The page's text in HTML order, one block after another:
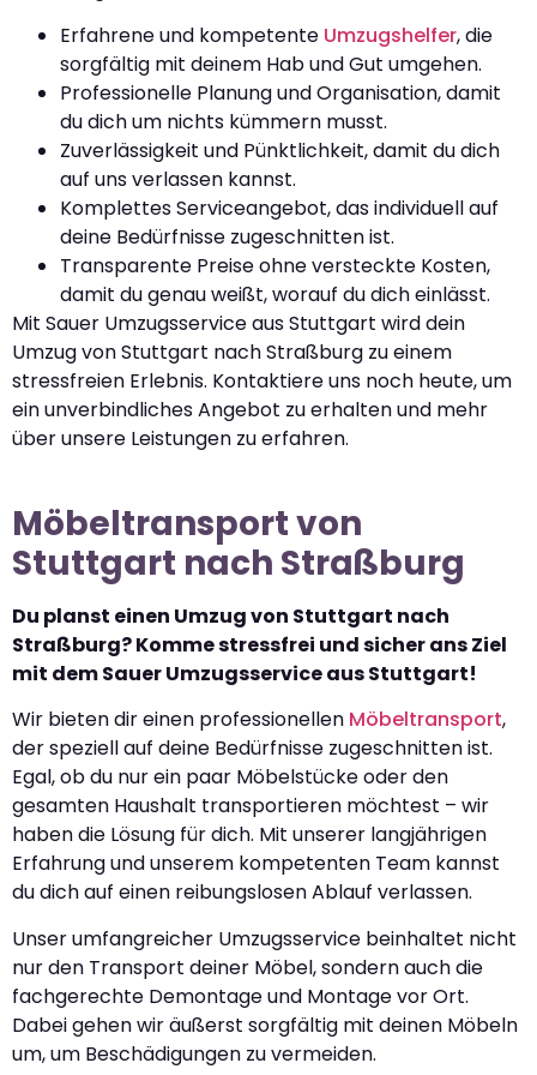
Erfahrene und kompetente Umzugshelfer, die
sorgfältig mit deinem Hab und Gut umgehen.
Professionelle Planung und Organisation, damit
du dich um nichts kümmern musst.
Zuverlässigkeit und Pünktlichkeit, damit du dich
auf uns verlassen kannst.
Komplettes Serviceangebot, das individuell auf
deine Bedürfnisse zugeschnitten ist.
Transparente Preise ohne versteckte Kosten,
damit du genau weißt, worauf du dich einlässt.
Mit Sauer Umzugsservice aus Stuttgart wird dein
Umzug von Stuttgart nach Straßburg zu einem
stressfreien Erlebnis. Kontaktiere uns noch heute, um
ein unverbindliches Angebot zu erhalten und mehr
über unsere Leistungen zu erfahren.
Möbeltransport von
Stuttgart nach Straßburg
Du planst einen Umzug von Stuttgart nach
Straßburg? Komme stressfrei und sicher ans Ziel
mit dem Sauer Umzugsservice aus Stuttgart!
Wir bieten dir einen professionellen Möbeltransport,
der speziell auf deine Bedürfnisse zugeschnitten ist.
Egal, ob du nur ein paar Möbelstücke oder den
gesamten Haushalt transportieren möchtest – wir
haben die Lösung für dich. Mit unserer langjährigen
Erfahrung und unserem kompetenten Team kannst
du dich auf einen reibungslosen Ablauf verlassen.
Unser umfangreicher Umzugsservice beinhaltet nicht
nur den Transport deiner Möbel, sondern auch die
fachgerechte Demontage und Montage vor Ort.
Dabei gehen wir äußerst sorgfältig mit deinen Möbeln
um, um Beschädigungen zu vermeiden.